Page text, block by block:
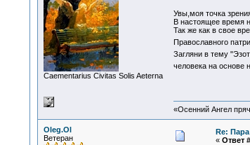
Сaementarius Civitas Solis Aeterna
Увы,моя точка
В настоящее время
Так же как в свое
Православного
Загляни в тему
человека на основе
«Осенний Ангел
Oleg.Ol
Ветеран
Re:
« Ответ